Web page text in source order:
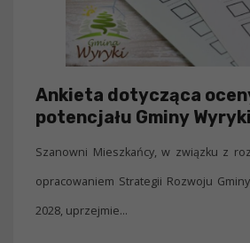
Ankieta dotycząca
potencjału Gminy Wyryki
Szanowni Mieszkańcy, w związku z
opracowaniem Strategii Rozwoju
2028, uprzejmie...